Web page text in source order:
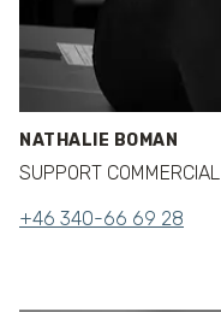
NATHALIE BOMAN
SUPPORT COMMERCIAL
+46 340-66 69 28